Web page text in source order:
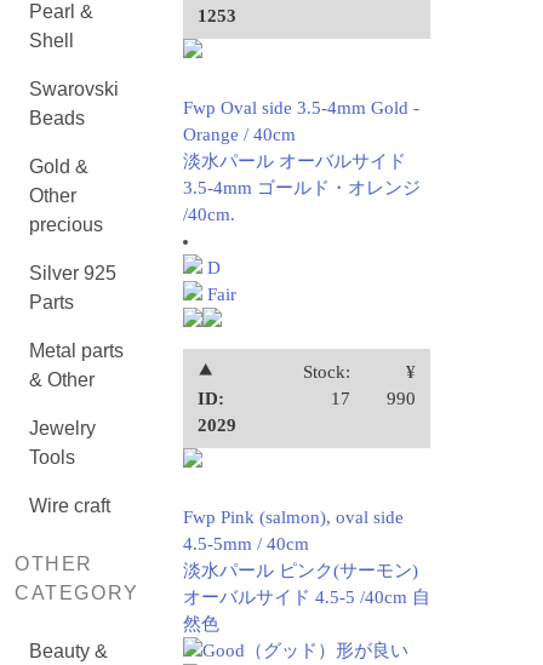
Pearl &
Shell
Swarovski
Beads
Gold &
Other
precious
Silver 925
Parts
Metal parts
& Other
Jewelry
Tools
Wire craft
OTHER
CATEGORY
Beauty &
1253
Fwp Oval side 3.5-4mm Gold -
Orange / 40cm
淡水パール オーバルサイド
3.5-4mm ゴールド・オレンジ
/40cm.
D
Fair
⯅
ID:
2029
Stock:
17
¥
990
Fwp Pink (salmon), oval side
4.5-5mm / 40cm
淡水パール ピンク(サーモン)
オーバルサイド 4.5-5 /40cm 自
然色
Good（グッド）形が良い